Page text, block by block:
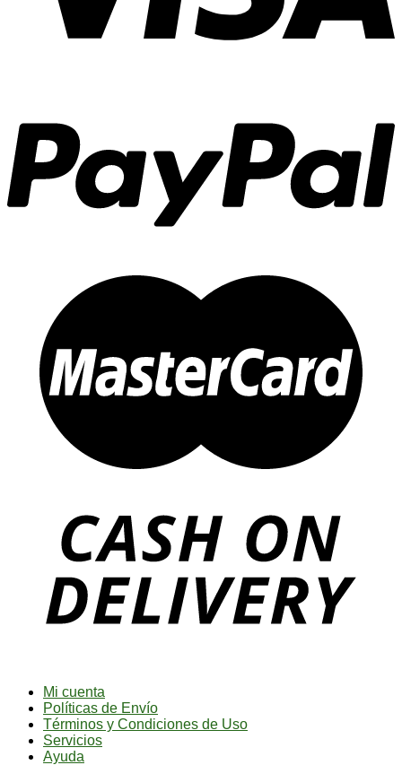
Mi cuenta
Políticas de Envío
Términos y Condiciones de Uso
Servicios
Ayuda